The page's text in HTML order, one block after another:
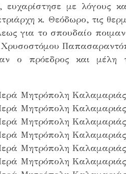
ευχαρίστησε με λόγους
κ. Θεόδωρο, τις
για το σπουδαίο
Χρυσοστόμου
ο πρόεδρος και μέλη